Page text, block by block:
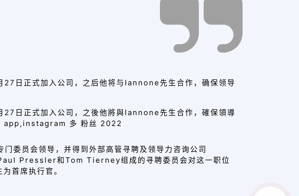
日正式加入公司，之后他将与Iannone先生合作，确保领导
日正式加入公司，之後他將與Iannone先生合作，確保領導
app,instagram 多 粉丝 2022
委员会领导，并得到外部高管寻聘及领导力咨询公司
Pressler和Tom Tierney组成的寻聘委员会对这一职位
首席执行官。